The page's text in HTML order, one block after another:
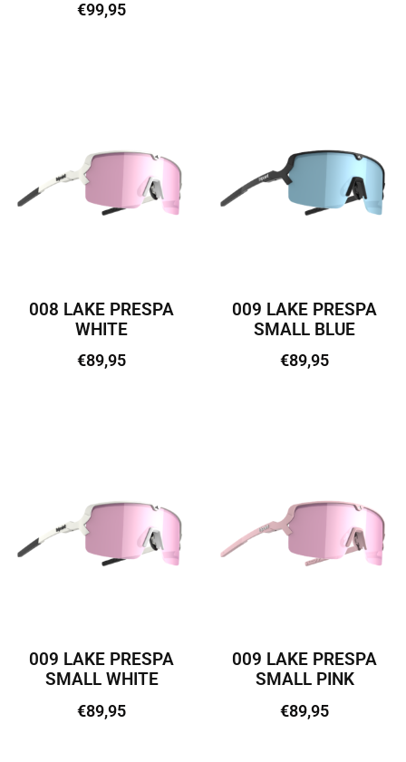
€99,95
008 LAKE PRESPA
WHITE
€89,95
009 LAKE PRESPA
SMALL BLUE
€89,95
009 LAKE PRESPA
SMALL WHITE
€89,95
009 LAKE PRESPA
SMALL PINK
€89,95